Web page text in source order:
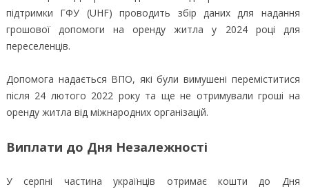
підтримки ГФУ (UHF) проводить збір даних для надання
грошової допомоги на оренду житла у 2024 році для
переселенців.
Допомога надається ВПО, які були вимушені переміститися
після 24 лютого 2022 року та ще не отримували гроші на
оренду житла від міжнародних організацій.
Виплати до Дня Незалежності
У серпні частина українців отримає кошти до Дня